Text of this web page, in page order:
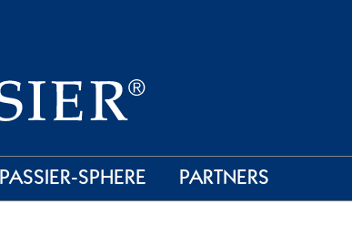
PASSIER-SPHERE PARTNERS